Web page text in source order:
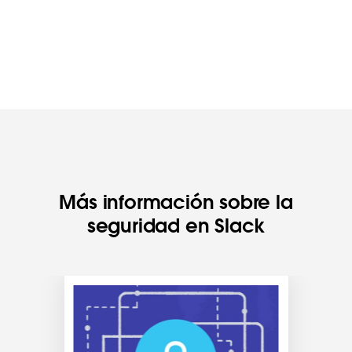
Más información sobre la
seguridad en Slack